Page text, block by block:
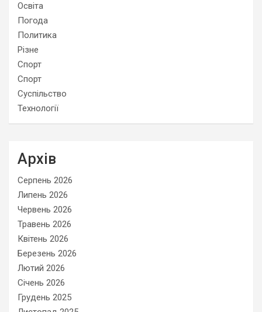
Освіта
Погода
Политика
Різне
Спорт
Спорт
Суспільство
Технології
Архів
Серпень 2026
Липень 2026
Червень 2026
Травень 2026
Квітень 2026
Березень 2026
Лютий 2026
Січень 2026
Грудень 2025